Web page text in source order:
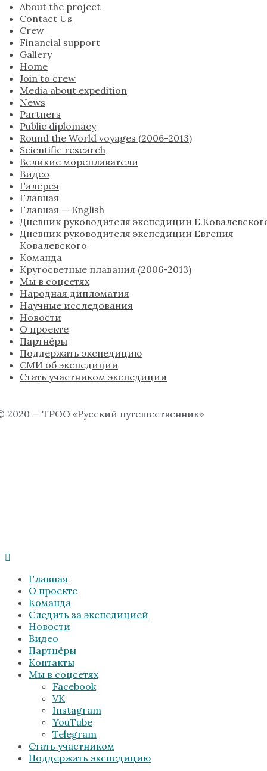
About the project
Contact Us
Crew
Financial support
Gallery
Home
Join to crew
Media about expedition
News
Partners
Public diplomacy
Round the World voyages (2006-2013)
Scientific research
Великие мореплаватели
Видео
Галерея
Главная
Главная — English
Дневник руководителя экспедиции
Дневник руководителя экспедиции Евгения
Ковалевского
Команда
Кругосветные плавания (2006-2013)
Мы в соцсетях
Народная дипломатия
Научные исследования
Новости
О проекте
Партнёры
Поддержать экспедицию
СМИ об экспедиции
Стать участником экспедиции
2020 — ТРОО «Русский путешественник»
Главная
О проекте
Команда
Следить за экспедицией
Новости
Видео
Партнёры
Контакты
Мы в соцсетях
Facebook
VK
Instagram
YouTube
Telegram
Стать участником
Поддержать экспедицию